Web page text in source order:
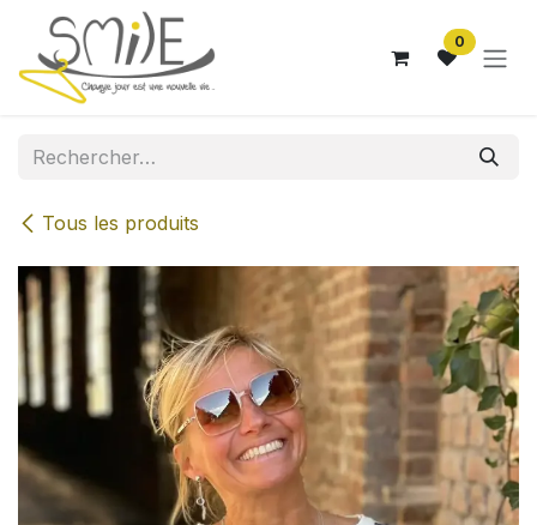
Se rendre au contenu
0
Tous les produits